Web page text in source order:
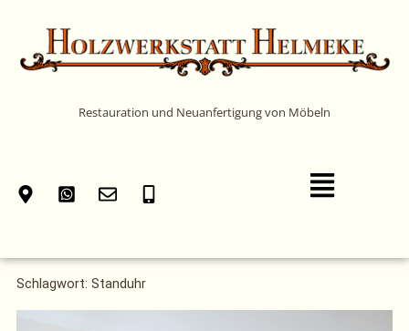
springen
Restauration und Neuanfertigung von Möbeln
Main
Menu
Schlagwort: Standuhr